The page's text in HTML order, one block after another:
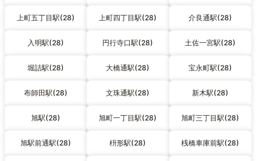
上町五丁目駅(28) 上町四丁目駅(28) 介良通駅(28)
入明駅(28) 円行寺口駅(28) 土佐一宮駅(28)
堀詰駅(28) 大橋通駅(28) 宝永町駅(28)
布師田駅(28) 文珠通駅(28) 新木駅(28)
旭駅(28) 旭町一丁目駅(28) 旭町三丁目駅(28)
旭駅前通駅(28) 枡形駅(28) 桟橋車庫前駅(28)